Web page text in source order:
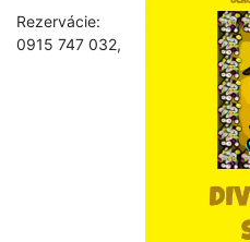
Rezervácie:
0915 747 032,